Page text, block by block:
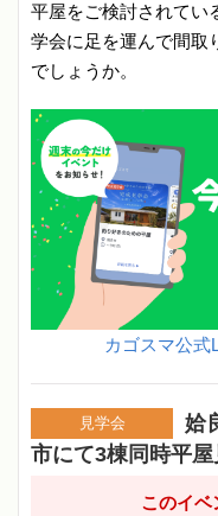
平屋をご検討されてい
学会に足を運んで間取
でしょうか。
カゴスマ公式
姶
市にて3棟同時平
このイベ
見学会